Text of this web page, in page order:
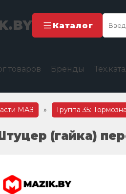
Каталог
товаров Бренды
МАЗ » Группа 35:
(гайка)